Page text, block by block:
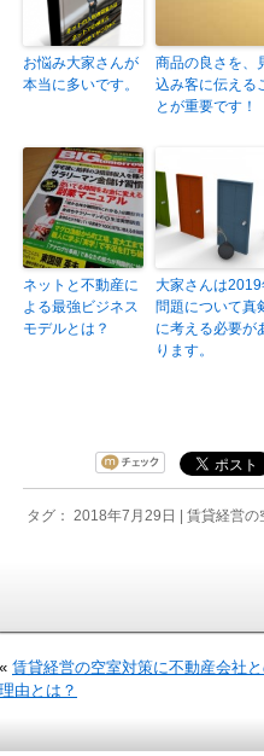
お悩み大家さんが
本当に多いです。
商品の良さを、
込み客に伝える
とが重要です！
ネットと不動産に
よる最強ビジネス
モデルとは？
大家さんは2019
問題について真
に考える必要が
ります。
タグ： 2018年7月29日 | 賃貸経営の
« 賃貸経営の空室対策に不動産会社
理由とは？